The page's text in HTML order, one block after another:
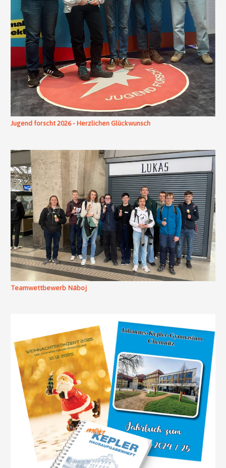
Jugend forscht 2026 - Herzlichen Glückwunsch
Teamwettbewerb Náboj